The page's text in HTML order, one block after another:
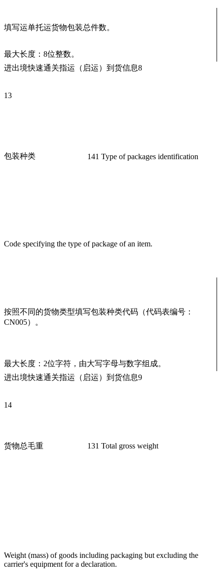
填写运单托运货物包装总件数。
最大长度：8位整数。
进出境快速通关指运（启运）到货信息8
13
包装种类 141 Type of packages identification
Code specifying the type of package of an item.
按照不同的货物类型填写包装种类代码（代码表编号：
CN005）。
最大长度：2位字符，由大写字母与数字组成。
进出境快速通关指运（启运）到货信息9
14
货物总毛重 131 Total gross weight
Weight (mass) of goods including packaging but excluding the
carrier's equipment for a declaration.